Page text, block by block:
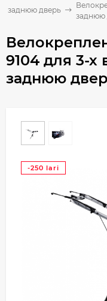
заднюю дверь
заднюю
9104 для 3-х
заднюю
-250 lari